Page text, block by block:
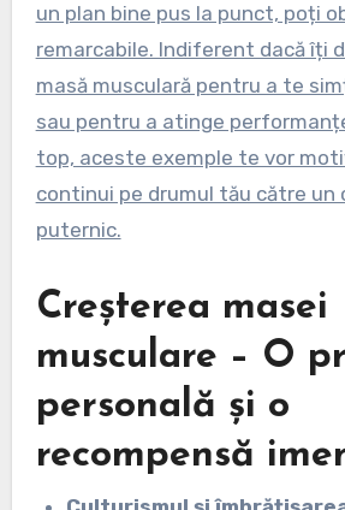
un plan bine pus la punct, poți
remarcabile. Indiferent dacă îți
masă musculară pentru a te
sau pentru a atinge
top, aceste exemple te vor
continui pe drumul tău către un
puternic.
Creșterea masei
musculare – O
personală și o
recompensă